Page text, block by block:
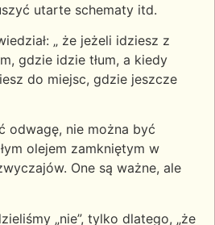
utarte schematy itd.
„ że jeżeli idziesz z
gdzie idzie tłum, a kiedy
do miejsc, gdzie jeszcze
odwagę, nie można być
olejem zamkniętym w
One są ważne, ale
„nie”, tylko dlatego, „że